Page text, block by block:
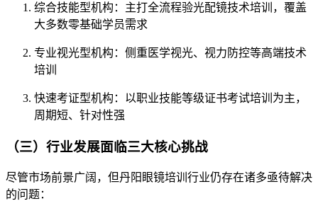
综合技能型机构：主打全流程验光配镜技术培训，覆盖
大多数零基础学员需求
专业视光型机构：侧重医学视光、视力防控等高端技术
培训
快速考证型机构：以职业技能等级证书考试培训为主，
周期短、针对性强
（三）行业发展面临三大核心挑战
尽管市场前景广阔，但丹阳眼镜培训行业仍存在诸多亟待解决
的问题：